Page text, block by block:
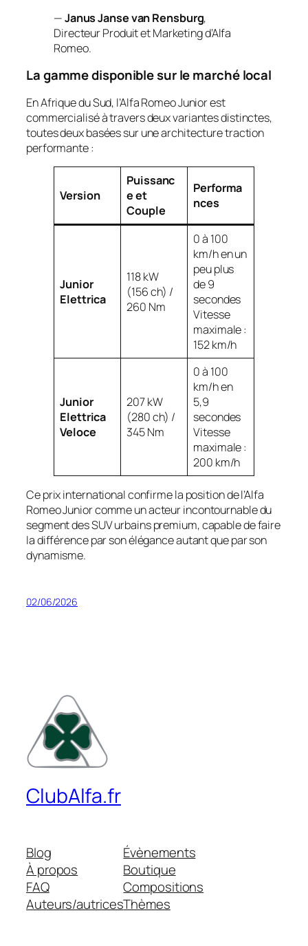
—Janus Janse van Rensburg,
Directeur Produit et Marketing d’Alfa
Romeo.
La gamme disponible sur le marché local
En Afrique du Sud, l’Alfa Romeo Junior est
commercialisé à travers deux variantes distinctes,
toutes deux basées sur une architecture traction
performante :
Version
Puissanc
e et
Couple
Performa
nces
Junior
Elettrica
118 kW
(156 ch) /
260 Nm
0 à 100
km/h en un
peu plus
de 9
secondes
Vitesse
maximale :
152 km/h
Junior
Elettrica
Veloce
207 kW
(280 ch) /
345 Nm
0 à 100
km/h en
5,9
secondes
Vitesse
maximale :
200 km/h
Ce prix international confirme la position de l’Alfa
Romeo Junior comme un acteur incontournable du
segment des SUV urbains premium, capable de faire
la différence par son élégance autant que par son
dynamisme.
02/06/2026
ClubAlfa.fr
Blog
À propos
FAQ
Auteurs/autrices
Évènements
Boutique
Compositions
Thèmes